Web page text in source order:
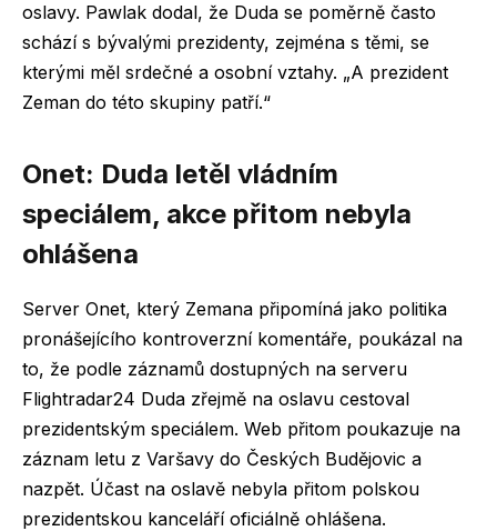
oslavy. Pawlak dodal, že Duda se poměrně často
schází s bývalými prezidenty, zejména s těmi, se
kterými měl srdečné a osobní vztahy. „A prezident
Zeman do této skupiny patří.“
Onet: Duda letěl vládním
speciálem, akce přitom nebyla
ohlášena
Server Onet, který Zemana připomíná jako politika
pronášejícího kontroverzní komentáře, poukázal na
to, že podle záznamů dostupných na serveru
Flightradar24 Duda zřejmě na oslavu cestoval
prezidentským speciálem. Web přitom poukazuje na
záznam letu z Varšavy do Českých Budějovic a
nazpět. Účast na oslavě nebyla přitom polskou
prezidentskou kanceláří oficiálně ohlášena.